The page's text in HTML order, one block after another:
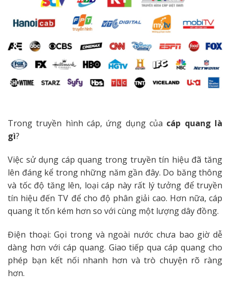
Trong truyền hình cáp, ứng dụng của cáp quang là
gì?
Việc sử dụng cáp quang trong truyền tín hiệu đã tăng
lên đáng kể trong những năm gần đây. Do băng thông
và tốc độ tăng lên, loại cáp này rất lý tưởng để truyền
tín hiệu đến TV để cho độ phân giải cao. Hơn nữa, cáp
quang ít tốn kém hơn so với cùng một lượng dây đồng.
Điện thoại: Gọi trong và ngoài nước chưa bao giờ dễ
dàng hơn với cáp quang. Giao tiếp qua cáp quang cho
phép bạn kết nối nhanh hơn và trò chuyện rõ ràng
hơn.